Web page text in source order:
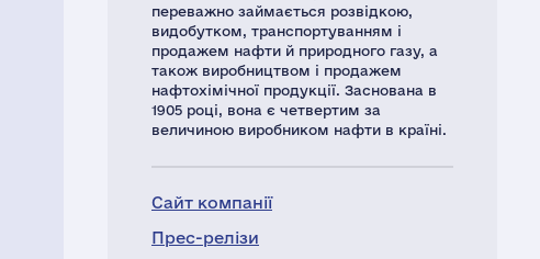
переважно займається розвідкою,
видобутком, транспортуванням і
продажем нафти й природного газу, а
також виробництвом і продажем
нафтохімічної продукції. Заснована в
1905 році, вона є четвертим за
величиною виробником нафти в країні.
Сайт компанії
Прес-релізи